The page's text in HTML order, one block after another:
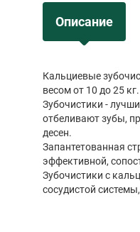
Описание
Кальциевые
весом от 10 до 25 кг.
Зубочистики -
отбеливают зубы,
десен.
Запантетованная
эффективной,
Зубочистики с
сосудистой